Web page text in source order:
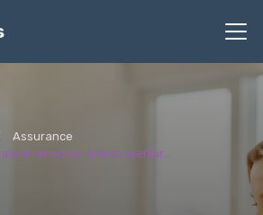
Assurance
renoncer à la couvertur...